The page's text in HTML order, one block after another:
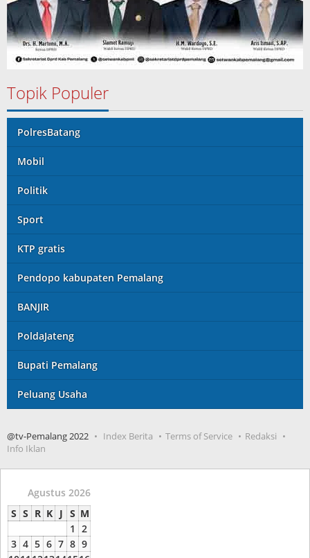
Topik Populer
PolresBatang
Mobil
Politik
Sport
KTP gratis
Pendopo kabupaten Pemalang
BANJIR
PoldaJateng
Bupati Pemalang
Peluang Usaha
@tv-Pemalang 2022 Index Berita Terms of Service
Redaksi
Info Iklan
Agustus 2026
S S R K J S M
1 2
3 4 5 6 7 8 9